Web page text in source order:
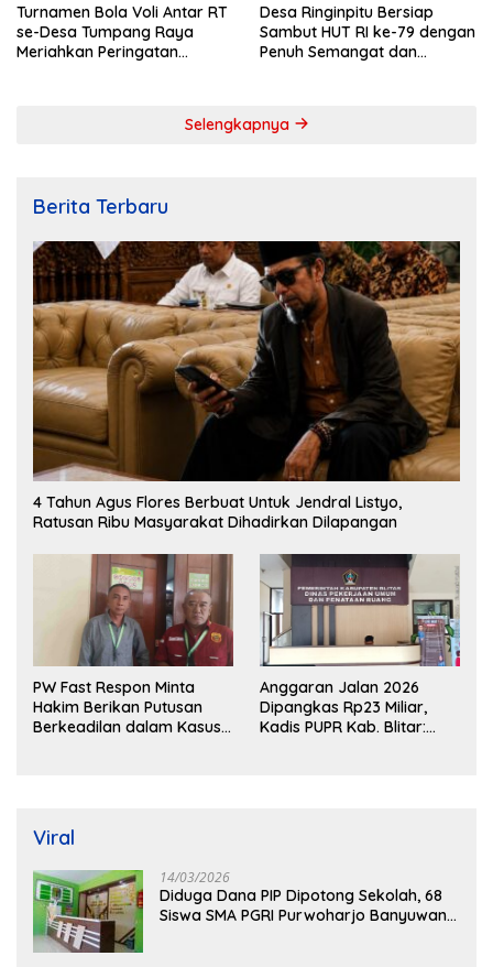
Turnamen Bola Voli Antar RT
se-Desa Tumpang Raya
Meriahkan Peringatan
Desa Ringinpitu Bersiap
Sambut HUT RI ke-79 dengan
Penuh Semangat dan
Selengkapnya
Berita Terbaru
4 Tahun Agus Flores Berbuat Untuk Jendral Listyo,
Ratusan Ribu Masyarakat Dihadirkan Dilapangan
PW Fast Respon Minta
Hakim Berikan Putusan
Berkeadilan dalam Kasus
Anggaran Jalan 2026
Dipangkas Rp23 Miliar,
Kadis PUPR Kab. Blitar:
Viral
14/03/2026
Diduga Dana PIP Dipotong Sekolah, 68
Siswa SMA PGRI Purwoharjo Banyuwangi